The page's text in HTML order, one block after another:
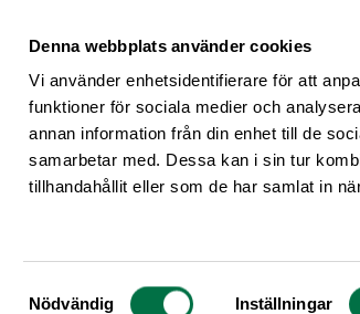
Denna webbplats använder cookies
Vi använder enhetsidentifierare för att
funktioner för sociala medier och
annan information från din enhet till de
samarbetar med. Dessa kan i sin tur
tillhandahållit eller som de har samlat in
Samtyckesval
Nödvändig Inställningar
till startsidan
/ Nyhetsarkiv / Nyckelhålet
-